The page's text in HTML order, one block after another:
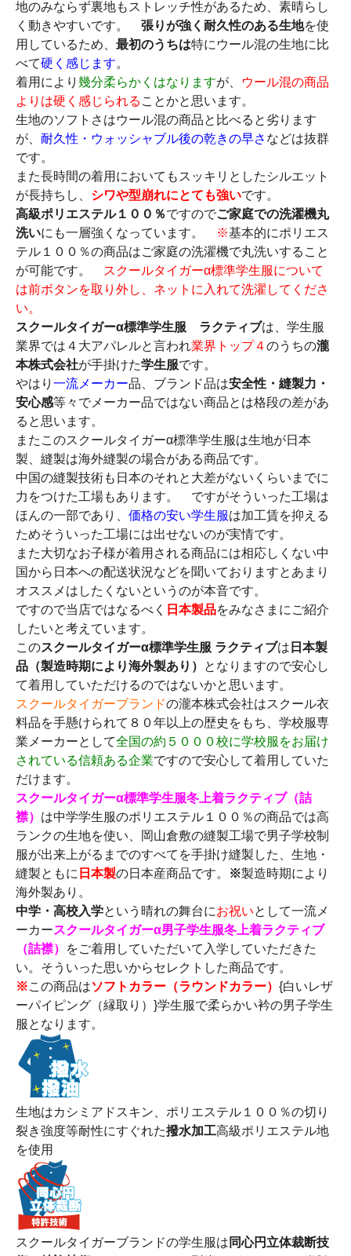
地のみならず裏地もストレッチ性があるため、素晴らし
く動きやすいです。 張りが強く耐久性のある生地を使
用しているため、 最初のうちは特にウール混の生地に比
べて硬く感じます。
着用により 幾分柔らかくはなりますが、
ウール混の商品
よりは硬く感じられる ことかと思います。
生地のソフトさはウール混の商品と比べると劣ります
が、 耐久性・ウォッシャブル後の乾きの早さ などは抜群
です。
また長時間の着用においてもスッキリとしたシルエット
が長持ちし、 シワや型崩れにとても強いです。
高級ポリエステル１００％ですのでご家庭での洗濯機丸
洗いにも一層強くなっています。 ※基本的にポリエス
テル１００％の商品はご家庭の洗濯機で丸洗いすること
が可能です。
スクールタイガーα標準学生服について
は前ボタンを取り外し、ネットに入れて洗濯してくださ
い。
スクールタイガーα標準学生服 ラクティブは、学生服
業界では４大アパレルと言われ業界トップ４のうちの瀧
本株式会社が手掛けた学生服です。
やはり 一流メーカー品、ブランド品は安全性・縫製力・
安心感等々でメーカー品ではない商品とは格段の差があ
ると思います。
またこのスクールタイガーα標準学生服は生地が日本
製、縫製は海外縫製の場合がある商品です。
中国の縫製技術も日本のそれと大差がないくらいまでに
力をつけた工場もあります。 ですがそういった工場は
ほんの一部であり、 価格の安い学生服は加工賃を抑える
ためそういった工場には出せないのが実情です。
また大切なお子様が着用される商品には相応しくない中
国から日本への配送状況などを聞いておりますとあまり
オススメはしたくないというのが本音です。
ですので当店ではなるべく 日本製品をみなさまにご紹介
したいと考えています。
このスクールタイガーα標準学生服 ラクティブは 日本製
品（製造時期により海外製あり）
となりますので安心し
て着用していただけるのではないかと思います。
スクールタイガーブランドの瀧本株式会社はスクール衣
料品を手懸けられて８０年以上の歴史をもち、学校服専
業メーカーとして全国の約５０００校に学校服をお届け
されている信頼ある企業ですので安心して着用していた
だけます。
スクールタイガーα標準学生服冬上着ラクティブ（詰
襟） は中学学生服のポリエステル１００％の商品では高
ランクの生地を使い、岡山倉敷の縫製工場で男子学校制
服が出来上がるまでのすべてを手掛け縫製した、生地・
縫製ともに 日本製の日本産商品です。 ※製造時期により
海外製あり。
中学・高校入学という晴れの舞台にお祝いとして一流メ
ーカースクールタイガーα男子学生服冬上着ラクティブ
（詰襟）
をご着用していただいて入学していただきた
い。そういった思いからセレクトした商品です。
※この商品はソフトカラー（ラウンドカラー） {白いレザ
ーパイピング（縁取り）}学生服で柔らかい衿の男子学生
服となります。
生地はカシミアドスキン、ポリエステル１００％の切り
裂き強度等耐性にすぐれた撥水加工高級ポリエステル地
を使用
スクールタイガーブランドの学生服は 同心円立体裁断技